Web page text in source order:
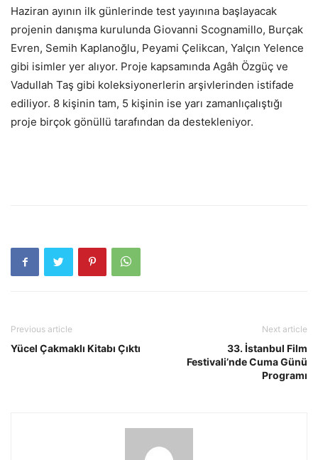
Haziran ayının ilk günlerinde test yayınına başlayacak
projenin danışma kurulunda Giovanni Scognamillo, Burçak
Evren, Semih Kaplanoğlu, Peyami Çelikcan, Yalçın Yelence
gibi isimler yer alıyor. Proje kapsamında Agâh Özgüç ve
Vadullah Taş gibi koleksiyonerlerin arşivlerinden istifade
ediliyor. 8 kişinin tam, 5 kişinin ise yarı zamanlıçalıştığı
proje birçok gönüllü tarafından da destekleniyor.
Previous article
Yücel Çakmaklı Kitabı Çıktı
Next article
33. İstanbul Film
Festivali’nde Cuma Günü
Programı